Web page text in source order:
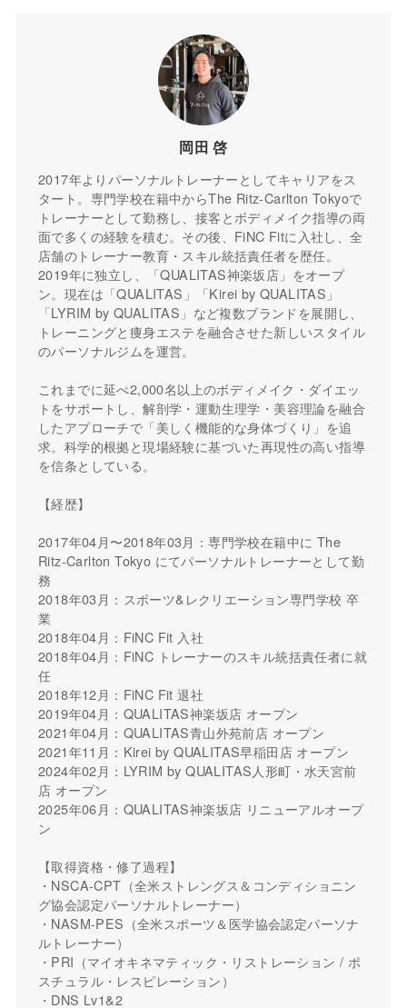
岡田 啓
2017年よりパーソナルトレーナーとしてキャリアをス
タート。専門学校在籍中からThe Ritz-Carlton Tokyoで
トレーナーとして勤務し、接客とボディメイク指導の両
面で多くの経験を積む。その後、FiNC Fitに入社し、全
店舗のトレーナー教育・スキル統括責任者を歴任。
2019年に独立し、「QUALITAS神楽坂店」をオープ
ン。現在は「QUALITAS」「Kirei by QUALITAS」
「LYRIM by QUALITAS」など複数ブランドを展開し、
トレーニングと痩身エステを融合させた新しいスタイル
のパーソナルジムを運営。
これまでに延べ2,000名以上のボディメイク・ダイエッ
トをサポートし、解剖学・運動生理学・美容理論を融合
したアプローチで「美しく機能的な身体づくり」を追
求。科学的根拠と現場経験に基づいた再現性の高い指導
を信条としている。
【経歴】
2017年04月〜2018年03月：専門学校在籍中に The
Ritz-Carlton Tokyo にてパーソナルトレーナーとして勤
務
2018年03月：スポーツ&レクリエーション専門学校 卒
業
2018年04月：FiNC Fit 入社
2018年04月：FiNC トレーナーのスキル統括責任者に就
任
2018年12月：FiNC Fit 退社
2019年04月：QUALITAS神楽坂店 オープン
2021年04月：QUALITAS青山外苑前店 オープン
2021年11月：Kirei by QUALITAS早稲田店 オープン
2024年02月：LYRIM by QUALITAS人形町・水天宮前
店 オープン
2025年06月：QUALITAS神楽坂店 リニューアルオープ
ン
【取得資格・修了過程】
・NSCA-CPT（全米ストレングス＆コンディショニン
グ協会認定パーソナルトレーナー）
・NASM-PES（全米スポーツ＆医学協会認定パーソナ
ルトレーナー）
・PRI（マイオキネマティック・リストレーション / ポ
スチュラル・レスピレーション）
・DNS Lv1&2